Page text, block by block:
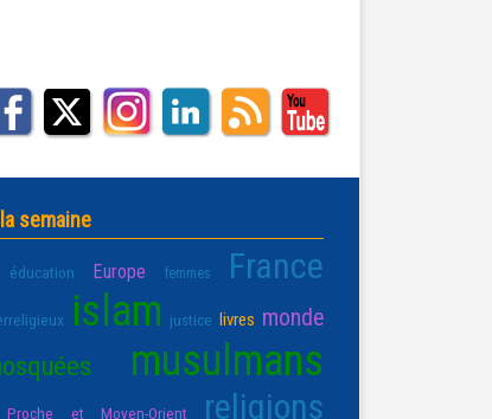
semaine
éducation Europe femmes France
islam justice livres monde
musulmans
Proche et Moyen-Orient religions